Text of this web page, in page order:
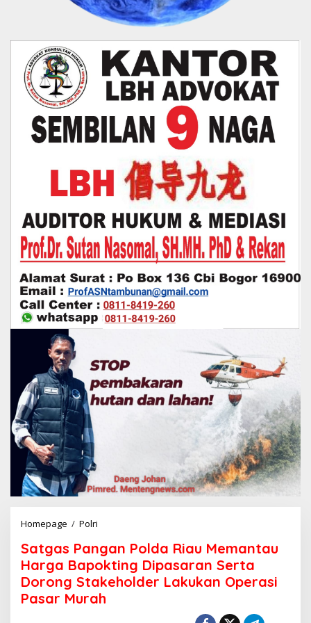
Homepage / Polri
t
g
a
s
P
Satgas Pangan Polda Riau Memantau
Harga Bapokting Dipasaran Serta
Dorong Stakeholder Lakukan Operasi
Pasar Murah